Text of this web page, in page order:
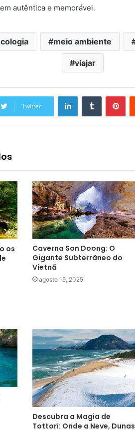
autêntica e memorável.
meio ambiente
viajar
Twitter
os
Caverna Son Doong: O
Gigante Subterrâneo do
Vietnã
agosto 15, 2025
Descubra a Magia de
Tottori: Onde a Neve, Dunas